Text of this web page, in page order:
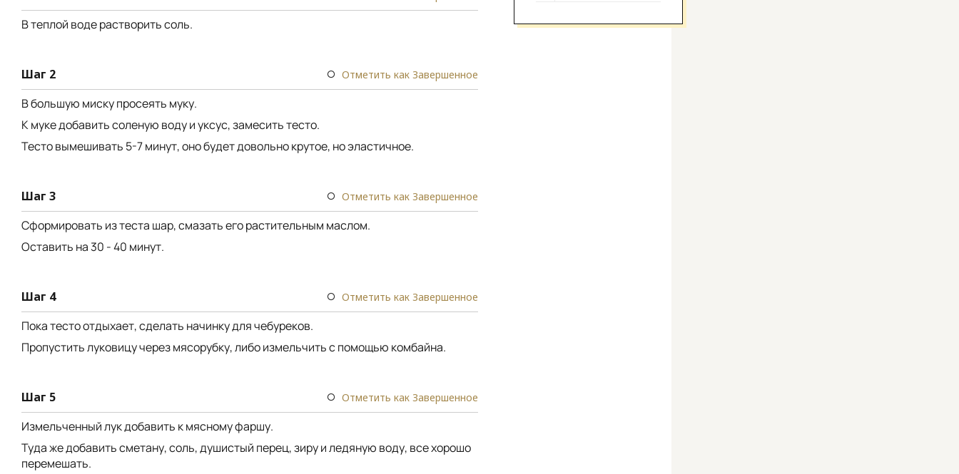
В теплой воде растворить соль.
Шаг 2 Отметить как Завершенное
В большую миску просеять муку.
К муке добавить соленую воду и уксус, замесить тесто.
Тесто вымешивать 5-7 минут, оно будет довольно крутое, но эластичное.
Шаг 3 Отметить как Завершенное
Сформировать из теста шар, смазать его растительным маслом.
Оставить на 30 - 40 минут.
Шаг 4 Отметить как Завершенное
Пока тесто отдыхает, сделать начинку для чебуреков.
Пропустить луковицу через мясорубку, либо измельчить с помощью комбайна.
Шаг 5 Отметить как Завершенное
Измельченный лук добавить к мясному фаршу.
Туда же добавить сметану, соль, душистый перец, зиру и ледяную воду, все хорошо
перемешать.